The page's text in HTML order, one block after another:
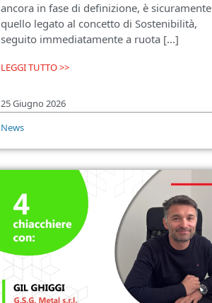
ancora in fase di definizione, è sicuramente
quello legato al concetto di Sostenibilità,
seguito immediatamente a ruota [...]
LEGGI TUTTO >>
25 Giugno 2026
News